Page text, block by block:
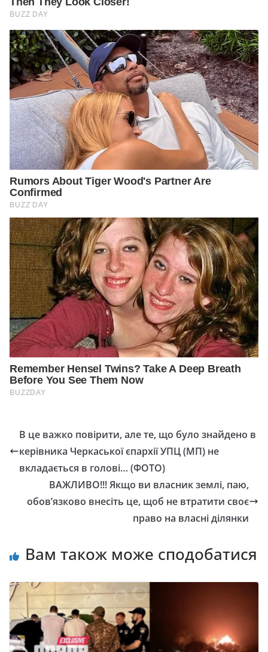
В це важко повірити, але те, що було знайдено в
керівника Черкаської єпархії УПЦ (МП) не
вкладається в голові… (ФОТО)
ВАЖЛИВО!!! Якщо ви власник землі, паю,
обов’язково внесіть це, щоб не втратити своє
право на власні ділянки
Вам також може сподобатися